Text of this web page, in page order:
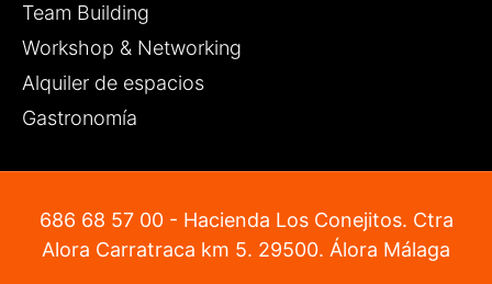
Team Building
Workshop & Networking
Alquiler de espacios
Gastronomía
686 68 57 00- Hacienda Los Conejitos. Ctra
Alora Carratraca km 5. 29500. Álora Málaga